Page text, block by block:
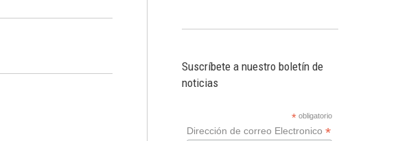
Suscríbete a nuestro boletín de
noticias
* obligatorio
Dirección de correo Electronico *